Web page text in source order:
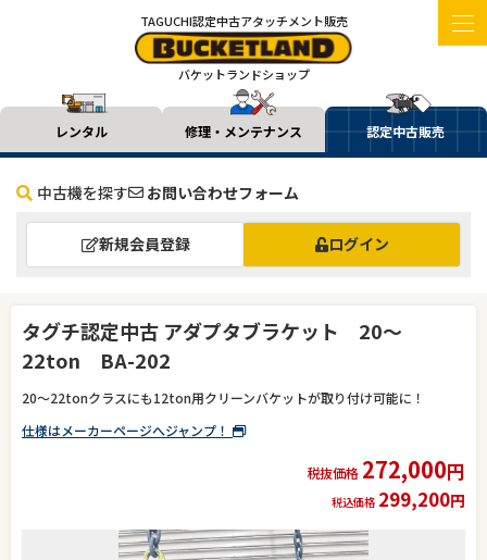
TAGUCHI認定中古アタッチメント販売
バケットランドショップ
レンタル 修理・メンテナンス 認定中古販売
中古機を探す お問い合わせフォーム
新規会員登録 ログイン
タグチ認定中古 アダプタブラケット 20～
22ton BA-202
20～22tonクラスにも12ton用クリーンバケットが取り付け可能に！
仕様はメーカーページへジャンプ！
税抜価格 272,000円
税込価格 299,200円